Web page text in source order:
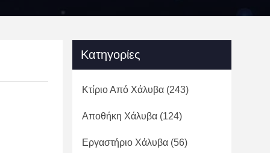
Κατηγορίες
Κτίριο Από Χάλυβα (243)
Αποθήκη Χάλυβα (124)
Εργαστήριο Χάλυβα (56)